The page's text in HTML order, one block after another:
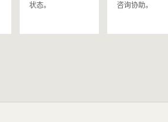
状态。
咨询协助。